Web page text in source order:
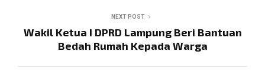
NEXT POST
Wakil Ketua I DPRD Lampung Beri Bantuan
Bedah Rumah Kepada Warga